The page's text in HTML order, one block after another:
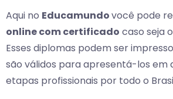
Aqui no Educamundovocê pode
online com certificado caso seja
Esses diplomas podem ser
são válidos para apresentá-los em
etapas profissionais por todo o